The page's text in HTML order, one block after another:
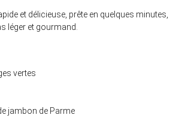
et délicieuse, prête en quelques minutes,
léger et gourmand.
vertes
jambon de Parme